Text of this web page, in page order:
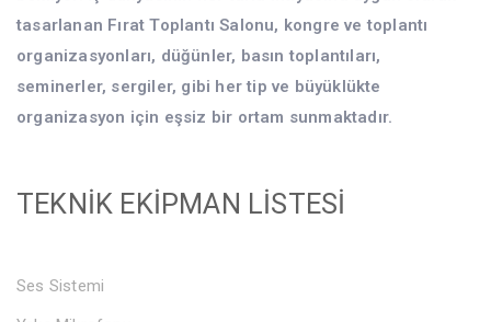
tasarlanan Fırat Toplantı Salonu, kongre ve toplantı
organizasyonları, düğünler, basın toplantıları,
seminerler, sergiler, gibi her tip ve büyüklükte
organizasyon için eşsiz bir ortam sunmaktadır.
TEKNİK EKİPMAN LİSTESİ
Ses Sistemi